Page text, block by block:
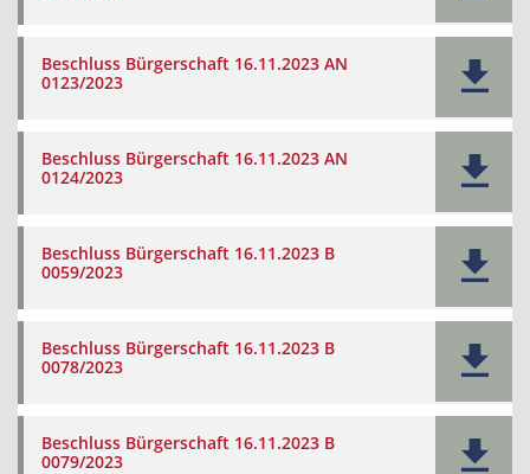
Beschluss Bürgerschaft 16.11.2023 AN
0123/2023
Beschluss Bürgerschaft 16.11.2023 AN
0124/2023
Beschluss Bürgerschaft 16.11.2023 B
0059/2023
Beschluss Bürgerschaft 16.11.2023 B
0078/2023
Beschluss Bürgerschaft 16.11.2023 B
0079/2023